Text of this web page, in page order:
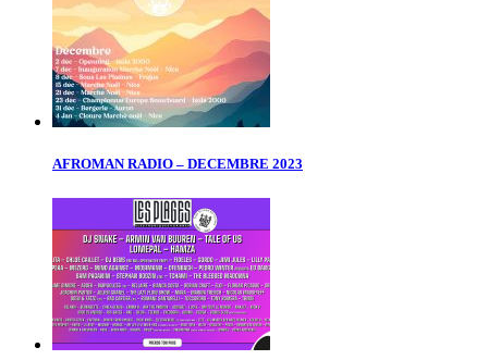
AFROMAN RADIO – DECEMBRE 2023